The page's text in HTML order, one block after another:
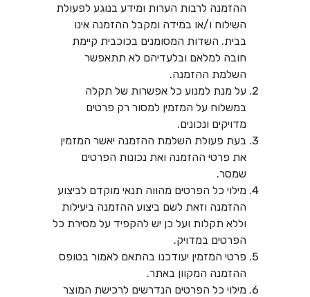
ההזמנה לרבות הערות ומידע בנוגע לפעולת
השילוח ו/או במידה ומקבל ההזמנה אינו
בבית. השדות המסומנים בכוכבית קיימת
חובה למלאם ובלעדיהם לא תתאפשר
השלמת ההזמנה.
על מנת למנוע כל אפשרות של תקלה
במשלוח על המזמין למסור רק פרטים
מדויקים ונכונים.
בעת פעולת השלמת ההזמנה יאשר המזמין
את פרטי ההזמנה ואת נכונות הפרטים
שמסר.
מילוי כל הפרטים מהווה תנאי מוקדם לביצוע
ההזמנה וזאת לשם ביצוע ההזמנה ביעילות
וללא תקלות ועל כן יש להקפיד על מסירת כל
הפרטים במדויק.
פרטי המזמין יעודכנו בהתאם לאמור בטופס
ההזמנה המקוון באתר.
מילוי כל הפרטים הנדרשים לרכישת המוצר